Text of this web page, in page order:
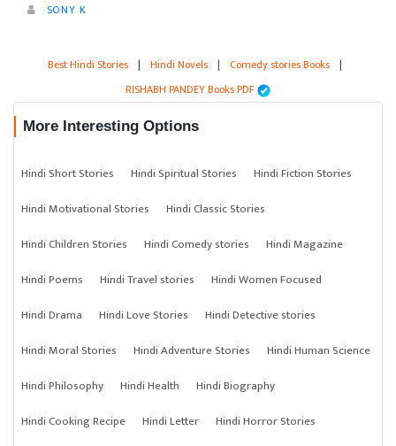
SONY K
Best Hindi Stories | Hindi Novels | Comedy stories Books |
RISHABH PANDEY Books PDF
More Interesting Options
Hindi Short Stories Hindi Spiritual Stories
Hindi Fiction Stories
Hindi Motivational Stories
Hindi Classic Stories
Hindi Children Stories
Hindi Comedy stories
Hindi Magazine
Hindi Poems
Hindi Travel stories
Hindi Women Focused
Hindi Drama
Hindi Love Stories
Hindi Detective stories
Hindi Moral Stories
Hindi Adventure Stories
Hindi Human Science
Hindi Philosophy
Hindi Health
Hindi Biography
Hindi Cooking Recipe
Hindi Letter
Hindi Horror Stories